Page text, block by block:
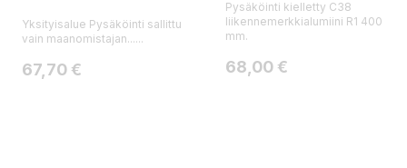
Yksityisalue Pysäköinti sallittu
vain maanomistajan......
Hinta
67,70 €
Pysäköinti kielletty C38
liikennemerkkialumiini R1 400
mm.
Hinta
68,00 €